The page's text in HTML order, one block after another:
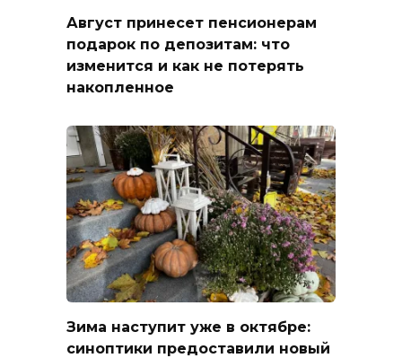
Август принесет пенсионерам
подарок по депозитам: что
изменится и как не потерять
накопленное
Зима наступит уже в октябре:
синоптики предоставили новый